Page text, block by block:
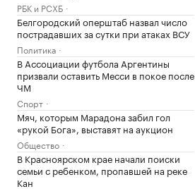
РБК и РСХБ
Белгородский оперштаб назвал число
пострадавших за сутки при атаках ВСУ
Политика
В Ассоциации футбола Аргентины
призвали оставить Месси в покое после
ЧМ
Спорт
Мяч, которым Марадона забил гол
«рукой Бога», выставят на аукцион
Общество
В Красноярском крае начали поиски
семьи с ребенком, пропавшей на реке
Кан